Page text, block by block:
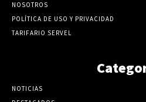
NOSOTROS
POLÍTICA DE USO Y PRIVACIDAD
TARIFARIO SERVEL
NOTICIAS